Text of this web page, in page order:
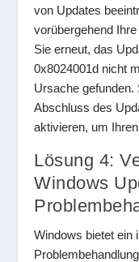
von Updates
vorübergehend
Sie erneut, das
0x8024001d nicht
Ursache gefunden.
Abschluss des
aktivieren, um
Lösung 4:
Windows
Windows bietet ein